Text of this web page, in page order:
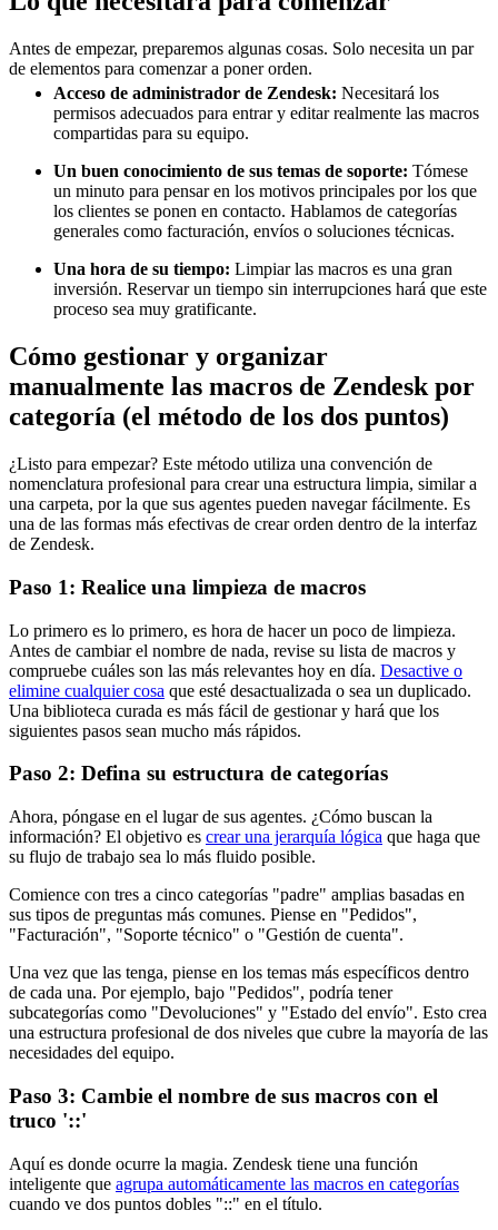
Antes de empezar, preparemos algunas cosas. Solo necesita un par
de elementos para comenzar a poner orden.
Acceso de administrador de Zendesk: Necesitará los
permisos adecuados para entrar y editar realmente las macros
compartidas para su equipo.
Un buen conocimiento de sus temas de soporte: Tómese
un minuto para pensar en los motivos principales por los que
los clientes se ponen en contacto. Hablamos de categorías
generales como facturación, envíos o soluciones técnicas.
Una hora de su tiempo: Limpiar las macros es una gran
inversión. Reservar un tiempo sin interrupciones hará que este
proceso sea muy gratificante.
Cómo gestionar y organizar
manualmente las macros de Zendesk por
categoría (el método de los dos puntos)
¿Listo para empezar? Este método utiliza una convención de
nomenclatura profesional para crear una estructura limpia, similar a
una carpeta, por la que sus agentes pueden navegar fácilmente. Es
una de las formas más efectivas de crear orden dentro de la interfaz
de Zendesk.
Paso 1: Realice una limpieza de macros
Lo primero es lo primero, es hora de hacer un poco de limpieza.
Antes de cambiar el nombre de nada, revise su lista de macros y
compruebe cuáles son las más relevantes hoy en día. Desactive o
elimine cualquier cosa que esté desactualizada o sea un duplicado.
Una biblioteca curada es más fácil de gestionar y hará que los
siguientes pasos sean mucho más rápidos.
Paso 2: Defina su estructura de categorías
Ahora, póngase en el lugar de sus agentes. ¿Cómo buscan la
información? El objetivo es crear una jerarquía lógica que haga que
su flujo de trabajo sea lo más fluido posible.
Comience con tres a cinco categorías "padre" amplias basadas en
sus tipos de preguntas más comunes. Piense en "Pedidos",
"Facturación", "Soporte técnico" o "Gestión de cuenta".
Una vez que las tenga, piense en los temas más específicos dentro
de cada una. Por ejemplo, bajo "Pedidos", podría tener
subcategorías como "Devoluciones" y "Estado del envío". Esto crea
una estructura profesional de dos niveles que cubre la mayoría de las
necesidades del equipo.
Paso 3: Cambie el nombre de sus macros con el
truco '::'
Aquí es donde ocurre la magia. Zendesk tiene una función
inteligente que agrupa automáticamente las macros en categorías
cuando ve dos puntos dobles "::" en el título.